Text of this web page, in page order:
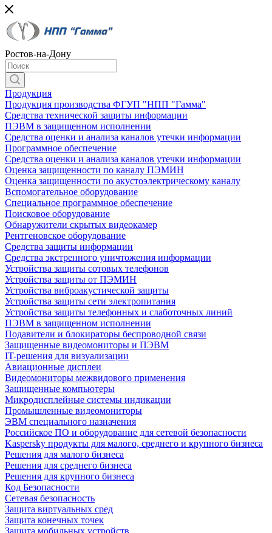
Ростов-на-Дону
Продукция
Продукция производства ФГУП "НПП "Гамма"
Средства технической защиты информации
ПЭВМ в защищенном исполнении
Средства оценки и анализа каналов утечки информации
Программное обеспечение
Средства оценки и анализа каналов утечки информации
Оценка защищенности по каналу ПЭМИН
Оценка защищенности по акустоэлектрическому каналу
Вспомогательное оборудование
Специальное программное обеспечение
Поисковое оборудование
Обнаружители скрытых видеокамер
Рентгеновское оборудование
Средства защиты информации
Средства экстренного уничтожения информации
Устройства защиты сотовых телефонов
Устройства защиты от ПЭМИН
Устройства виброакустической защиты
Устройства защиты сети электропитания
Устройства защиты телефонных и слаботочных линий
ПЭВМ в защищенном исполнении
Подавители и блокираторы беспроводной связи
Защищенные видеомониторы и ПЭВМ
IT-решения для визуализации
Авиационные дисплеи
Видеомониторы межвидового применения
Защищенные компьютеры
Микродисплейные системы индикации
Промышленные видеомониторы
ЭВМ специального назначения
Российское ПО и оборудование для сетевой безопасности
Kaspersky продукты для малого, среднего и крупного бизнеса
Решения для малого бизнеса
Решения для среднего бизнеса
Решения для крупного бизнеса
Код Безопасности
Сетевая безопасность
Защита виртуальных сред
Защита конечных точек
Защита мобильных устройств